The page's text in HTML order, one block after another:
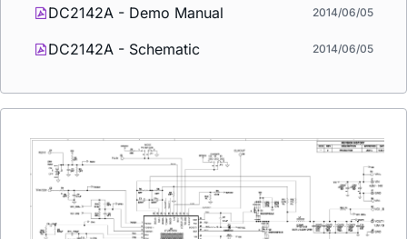
DC2142A - Demo Manual 2014/06/05
DC2142A - Schematic 2014/06/05